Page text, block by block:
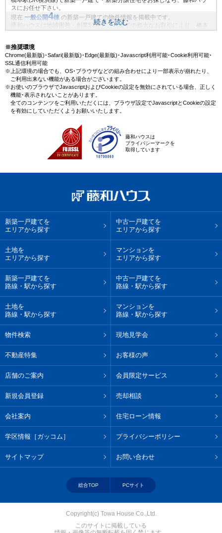
スにお任せ下さい。
現在 一般公開4棟 の新築一戸建ての物件情報を掲載中です。
藤和ハウスは地域密着・創業51年、これまでの膨大なお取引により、橋本
続きを読む
※推奨環境
Chrome(最新版)･Safari(最新版)･Edge(最新版)･Javascript利用可能･Cookie利用可能･
SSL通信利用可能
※上記環境の場合でも、OS･ブラウザなどの組み合わせにより一部表示が崩れたり、
ご利用出来ない機能がある場合がございます。
※お使いのブラウザでJavascriptおよびCookieの設定を無効にされている場合、正しく
機能･表示されないことがあります。
全てのコンテンツをご利用いただくには、ブラウザ設定でJavascriptとCookieの設定
を有効にしていただくようお願いいたします。
藤和ハウスは
プライバシーマークを
取得しています
新築一戸建てを
エリアから探す
中古一戸建てを
エリアから探す
土地を
エリアから探す
マンションを
エリアから探す
新築一戸建てを
路線・駅から探す
中古一戸建てを
路線・駅から探す
土地を
路線・駅から探す
マンションを
路線・駅から探す
物件検索 現地見学会
不動産特集 お客様の声
店舗のご案内 会員限定サービス
新規会員登録 売却相談
会社案内 住宅ローン情報
学区情報［ガッコム］ プライバシーポリシー
サイトマップ お問い合わせ
総合TOP PCサイト
Copyright(c) Towa House Co.,Ltd.
このサイトに掲載している